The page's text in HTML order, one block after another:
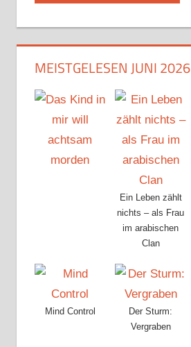
MEISTGELESEN JUNI 2026
Ein Leben zählt
nichts – als Frau
im arabischen
Clan
Mind Control
Der Sturm:
Vergraben